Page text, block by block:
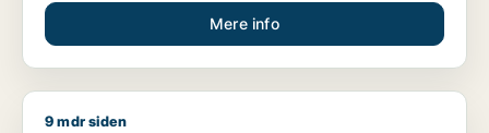
Mere info
Hans søger kontor, lager, værksted, butik, klinik,
9 mdr siden